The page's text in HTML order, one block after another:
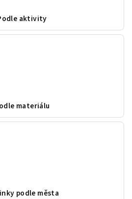
aktivity
materiálu
podle města